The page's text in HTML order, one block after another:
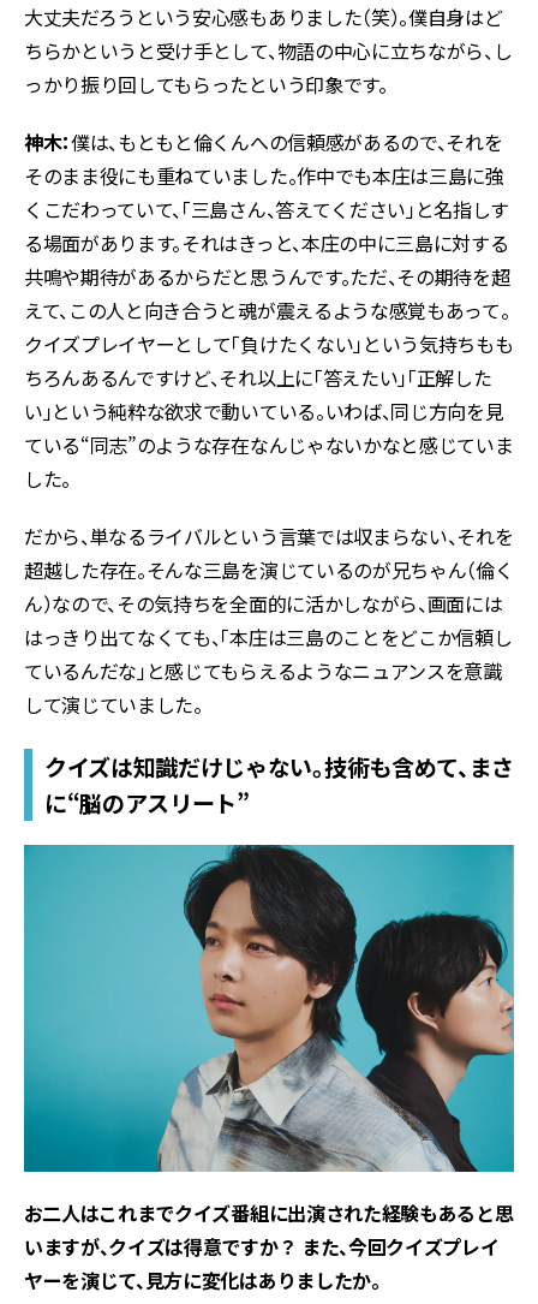
大丈夫だろうという安心感もありました（笑）。僕自身はど
ちらかというと受け手として、物語の中心に立ちながら、し
っかり振り回してもらったという印象です。
神木：僕は、もともと倫くんへの信頼感があるので、それを
そのまま役にも重ねていました。作中でも本庄は三島に強
くこだわっていて、「三島さん、答えてください」と名指しす
る場面があります。それはきっと、本庄の中に三島に対する
共鳴や期待があるからだと思うんです。ただ、その期待を超
えて、この人と向き合うと魂が震えるような感覚もあって。
クイズプレイヤーとして「負けたくない」という気持ちもも
ちろんあるんですけど、それ以上に「答えたい」「正解した
い」という純粋な欲求で動いている。いわば、同じ方向を見
ている“同志”のような存在なんじゃないかなと感じていま
した。
だから、単なるライバルという言葉では収まらない、それを
超越した存在。そんな三島を演じているのが兄ちゃん（倫く
ん）なので、その気持ちを全面的に活かしながら、画面には
はっきり出てなくても、「本庄は三島のことをどこか信頼し
ているんだな」と感じてもらえるようなニュアンスを意識
して演じていました。
クイズは知識だけじゃない。技術も含めて、まさ
に“脳のアスリート”
――お二人はこれまでクイズ番組に出演された経験もあると思
いますが、クイズは得意ですか？ また、今回クイズプレイ
ヤーを演じて、見方に変化はありましたか。